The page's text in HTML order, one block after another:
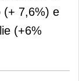
(+ 7,6%) e
(+6%